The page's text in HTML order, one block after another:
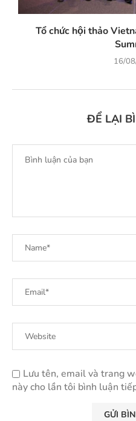
Tổ chức hội thảo
16/
ĐỂ LẠI
Lưu tên, email và trang
này cho lần tôi bình luận